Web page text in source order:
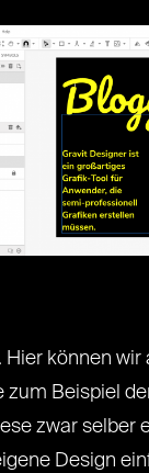
können wir
Beispiel
zwar selber
Design